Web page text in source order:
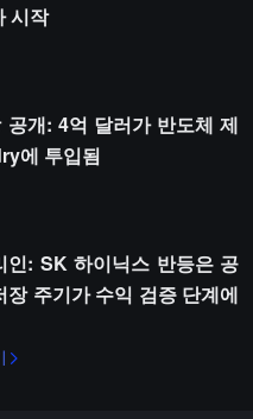
시작
개: 4억 달러가 반도체 제
에 투입됨
인: SK 하이닉스 반등은 공
주기가 수익 검증 단계에